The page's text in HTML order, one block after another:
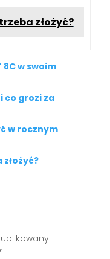
złożyć?
w swoim
co grozi za
w rocznym
złożyć?